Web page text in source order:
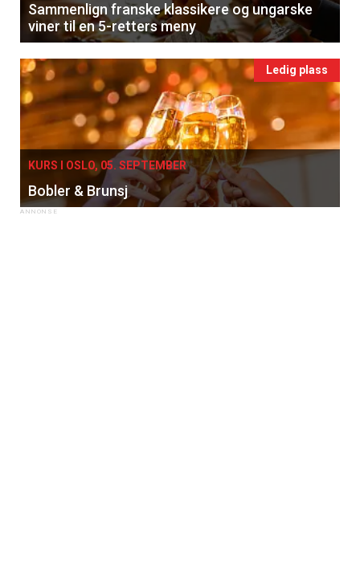
Sammenlign franske klassikere og ungarske
viner til en 5-retters meny
Ledig plass
KURS I OSLO, 05. SEPTEMBER
Bobler & Brunsj